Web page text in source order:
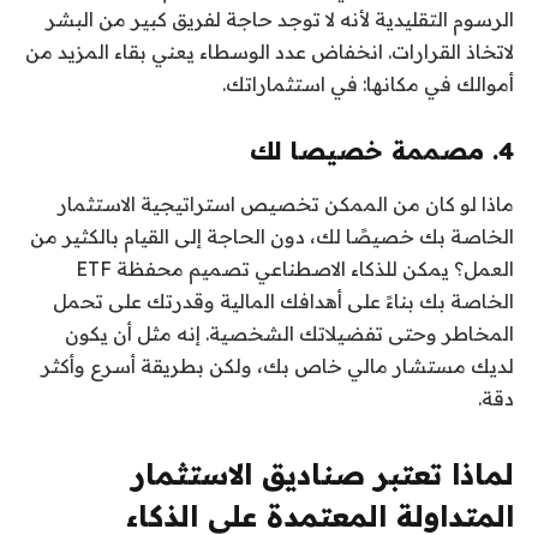
الرسوم التقليدية لأنه لا توجد حاجة لفريق كبير من البشر
لاتخاذ القرارات. انخفاض عدد الوسطاء يعني بقاء المزيد من
أموالك في مكانها: في استثماراتك.
4. مصممة خصيصا لك
ماذا لو كان من الممكن تخصيص استراتيجية الاستثمار
الخاصة بك خصيصًا لك، دون الحاجة إلى القيام بالكثير من
العمل؟ يمكن للذكاء الاصطناعي تصميم محفظة ETF
الخاصة بك بناءً على أهدافك المالية وقدرتك على تحمل
المخاطر وحتى تفضيلاتك الشخصية. إنه مثل أن يكون
لديك مستشار مالي خاص بك، ولكن بطريقة أسرع وأكثر
دقة.
لماذا تعتبر صناديق الاستثمار
المتداولة المعتمدة على الذكاء